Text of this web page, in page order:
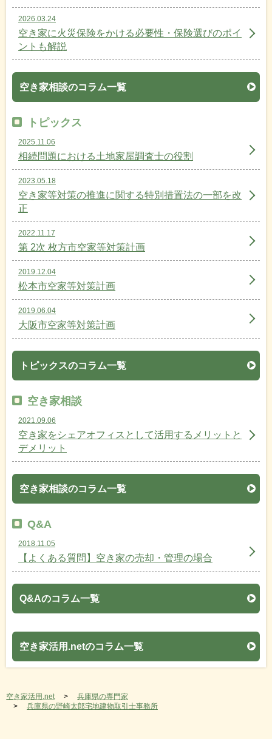
2026.03.24
空き家に火災保険をかける必要性・保険選びのポイ
ントも解説
空き家相談のコラム一覧
トピックス
2025.11.06
相続問題における土地家屋調査士の役割
2023.05.18
空き家等対策の推進に関する特別措置法の一部を改
正
2022.11.17
第 2次 枚方市空家等対策計画
2019.12.04
松本市空家等対策計画
2019.06.04
大阪市空家等対策計画
トピックスのコラム一覧
空き家相談
2021.09.06
空き家をシェアオフィスとして活用するメリットと
デメリット
空き家相談のコラム一覧
Q&A
2018.11.05
【よくある質問】空き家の売却・管理の場合
Q&Aのコラム一覧
空き家活用.netのコラム一覧
空き家活用.net
兵庫県の専門家
兵庫県の野崎太郎宅地建物取引士事務所